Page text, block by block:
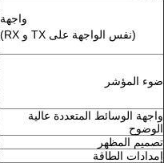
واجهة
(نفس الواجهة على TX و RX)
ضوء المؤشر
واجهة الوسائط المتعددة عالية
الوضوح
تصميم المظهر
إمدادات الطاقة